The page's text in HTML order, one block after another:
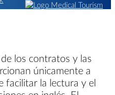
los contratos y las
únicamente a
facilitar la lectura y el